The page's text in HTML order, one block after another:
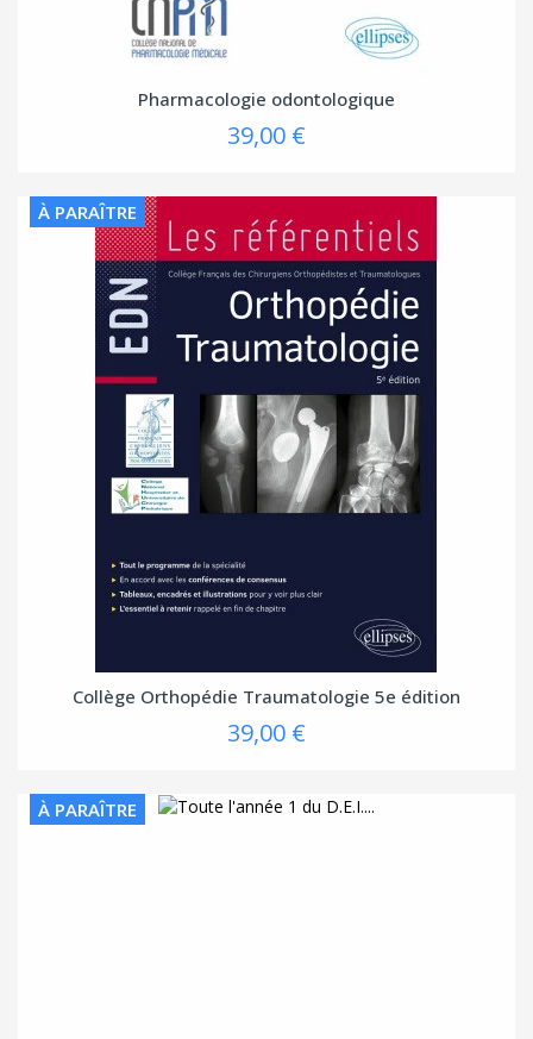
Pharmacologie odontologique
39,00 €
À PARAÎTRE
Collège Orthopédie Traumatologie 5e édition
39,00 €
À PARAÎTRE